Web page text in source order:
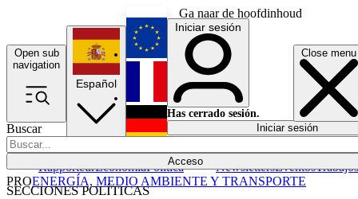
Ga naar de hoofdinhoud
Open sub
navigation
Close menu
Buscar
Acceso
SECCIONES POLÍTICAS
RapporteurEconomíaPolítica NewslettersEventosTrabajos
Español
English
Français
Iniciar sesión
Has cerrado sesión.
Iniciar sesión
PROENERGÍA, MEDIO AMBIENTE Y TRANSPORTE